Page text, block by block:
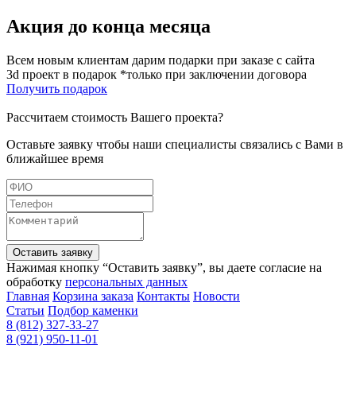
Акция до конца месяца
Всем новым клиентам дарим подарки при заказе с сайта
3d проект в подарок *только при заключении договора
Получить подарок
Рассчитаем стоимость Вашего проекта?
Оставьте заявку чтобы наши специалисты связались с Вами в
ближайшее время
Оставить заявку
Нажимая кнопку “Оставить заявку”, вы даете согласие на
обработку персональных данных
Главная Корзина заказа Контакты Новости
Статьи Подбор каменки
8 (812) 327-33-27
8 (921) 950-11-01